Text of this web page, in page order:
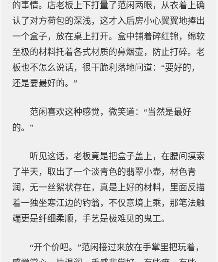
的事情。店老板上下打量了范闲两眼，从衣着上确
认了对方荷包的深浅，这才入后房小心翼翼地捧出
一个盒子，放在桌上打开。盒中铺着碎红锦，绵软
至极的材料托着各式材质的鼻烟壶，防止打碎。老
板也不怎么说话，很干脆利落地问道：“要好的，
还是要最好的。”
范闲喜欢这种感觉，微笑道：“当然是最好
的。”
听见这话，老板竟是把盒子盖上，在腰间摸索
了半天，取出了一个淡青色的翡翠小壶，材色青
润，无一丝絮状存在，真是上好的材料，里面反描
着一独坐寒江边的钓翁，不仅意境上乘，那笔法触
端更是纤细柔顺，手艺是极难见的鬼工。
“开个价吧。”范闲接过来放在手掌里把玩着，